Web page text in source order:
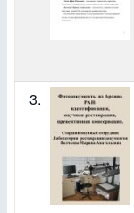
3.